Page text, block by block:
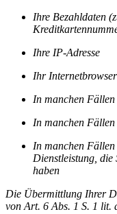
Ihre Bezahldaten
Ihre IP-Adresse
Ihr
In manchen
In manchen
In manchen
Dienstleistung,
haben
Die Übermittlung Ihrer
von Art. 6 Abs. 1 S. 1